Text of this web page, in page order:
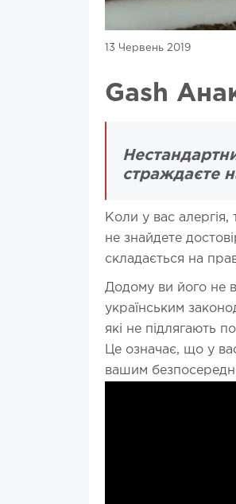
13 Червень 2019
Gash
страждаєте
Коли у вас
не знайдете
складається на
Додому ви його не
українським
які не підлягають
Це означає, що у
вашим